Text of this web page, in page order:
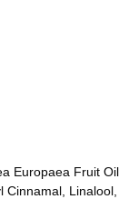
Europaea Fruit
Linalool,